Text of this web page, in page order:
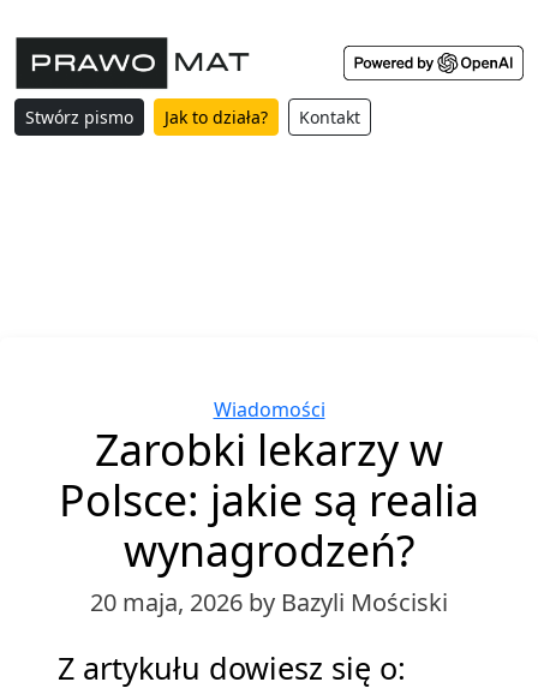
Stwórz pismo Jak to działa? Kontakt
Categories
Wiadomości
Zarobki lekarzy w
Polsce: jakie są realia
wynagrodzeń?
20 maja, 2026 by Bazyli Mościski
Z artykułu dowiesz się o: